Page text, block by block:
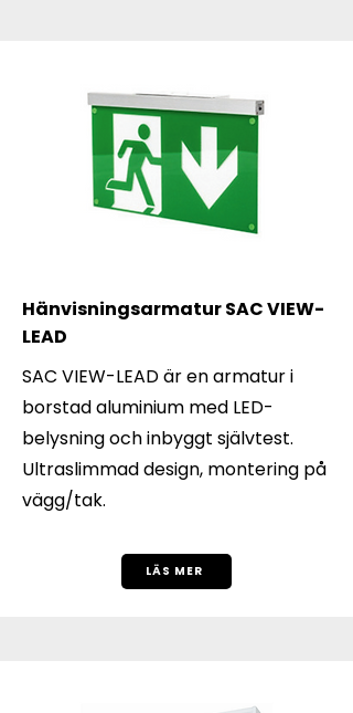
​Hänvisningsarmatur SAC VIEW-
LEAD
SAC VIEW-LEAD är en armatur i
borstad aluminium med LED-
belysning och inbyggt självtest.
Ultraslimmad design, montering på
vägg/tak.
LÄS MER